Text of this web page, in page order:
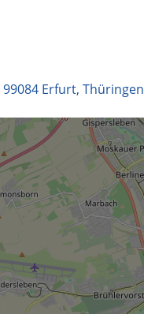
99084 Erfurt, Thüringen